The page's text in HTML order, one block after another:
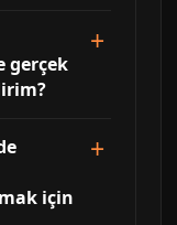
gerçek
için